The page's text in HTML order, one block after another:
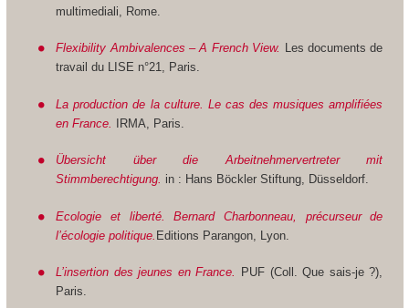
multimediali, Rome.
Flexibility Ambivalences – A French View. Les documents de
travail du LISE n°21, Paris.
La production de la culture. Le cas des musiques amplifiées
en France. IRMA, Paris.
Übersicht über die Arbeitnehmervertreter mit
Stimmberechtigung. in : Hans Böckler Stiftung, Düsseldorf.
Ecologie et liberté. Bernard Charbonneau, précurseur de
l’écologie politique. Editions Parangon, Lyon.
L’insertion des jeunes en France.
PUF (Coll. Que sais-je ?),
Paris.